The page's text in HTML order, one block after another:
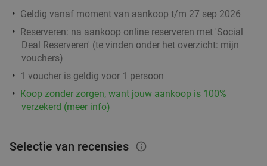
Geldig vanaf moment van aankoop t/m 27 sep 2026
Reserveren: na aankoop online reserveren met 'Social
Deal Reserveren' (te vinden onder het overzicht: mijn
vouchers)
1 voucher is geldig voor 1 persoon
Koop zonder zorgen, want jouw aankoop is 100%
verzekerd (meer info)
Selectie van recensies info_outlined